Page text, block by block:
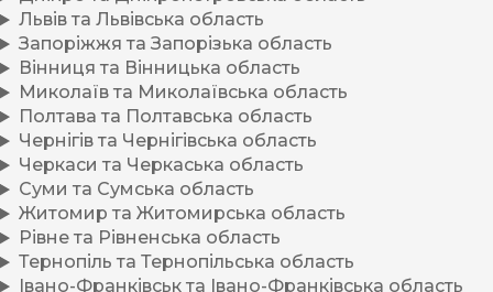
Львів та Львівська область
Запоріжжя та Запорізька область
Вінниця та Вінницька область
Миколаїв та Миколаївська область
Полтава та Полтавська область
Чернігів та Чернігівська область
Черкаси та Черкаська область
Суми та Сумська область
Житомир та Житомирська область
Рівне та Рівненська область
Тернопіль та Тернопільська область
Івано-Франківськ та Івано-Франківська область